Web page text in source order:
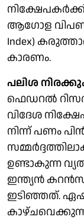
ആഗോള
Index)
കാരണം.
പലിശ
ഫെഡറൽ
വിദേശ
നിന്ന് പണം
ഉണ്ടാകുന്ന
ഇന്ത്യൻ
ഇടിഞ്ഞത്.